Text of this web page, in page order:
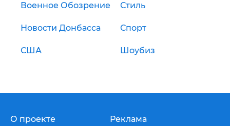
Военное Обозрение Стиль
Новости Донбасса Спорт
США Шоубиз
О проекте Реклама